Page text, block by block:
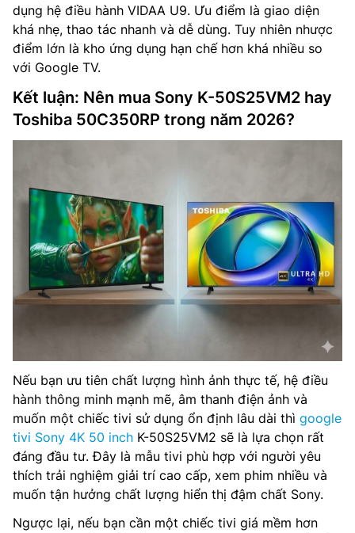
dụng hệ điều hành VIDAA U9. Ưu điểm là giao diện
khá nhẹ, thao tác nhanh và dễ dùng. Tuy nhiên nhược
điểm lớn là kho ứng dụng hạn chế hơn khá nhiều so
với Google TV.
Kết luận: Nên mua Sony K-50S25VM2 hay
Toshiba 50C350RP trong năm 2026?
Nếu bạn ưu tiên chất lượng hình ảnh thực tế, hệ điều
hành thông minh mạnh mẽ, âm thanh điện ảnh và
muốn một chiếc tivi sử dụng ổn định lâu dài thì google
tivi Sony 4K 50 inch K-50S25VM2 sẽ là lựa chọn rất
đáng đầu tư. Đây là mẫu tivi phù hợp với người yêu
thích trải nghiệm giải trí cao cấp, xem phim nhiều và
muốn tận hưởng chất lượng hiển thị đậm chất Sony.
Ngược lại, nếu bạn cần một chiếc tivi giá mềm hơn